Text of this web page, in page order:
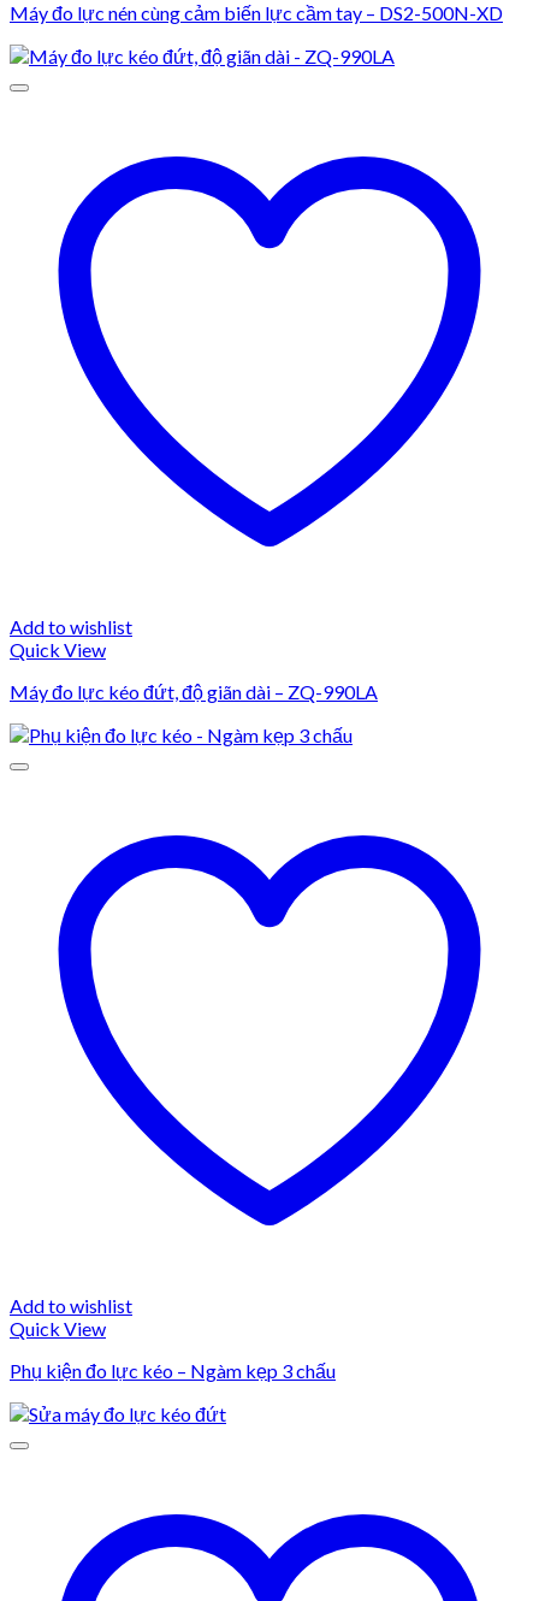
Máy đo lực nén cùng cảm biến lực cầm tay – DS2-500N-XD
Add to wishlist
Quick View
Máy đo lực kéo đứt, độ giãn dài – ZQ-990LA
Add to wishlist
Quick View
Phụ kiện đo lực kéo – Ngàm kẹp 3 chấu